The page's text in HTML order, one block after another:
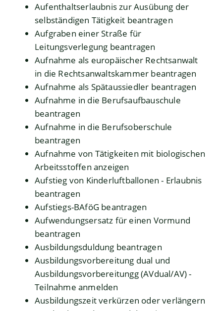
Aufenthaltserlaubnis zur Ausübung der
selbständigen Tätigkeit beantragen
Aufgraben einer Straße für
Leitungsverlegung beantragen
Aufnahme als europäischer Rechtsanwalt
in die Rechtsanwaltskammer beantragen
Aufnahme als Spätaussiedler beantragen
Aufnahme in die Berufsaufbauschule
beantragen
Aufnahme in die Berufsoberschule
beantragen
Aufnahme von Tätigkeiten mit biologischen
Arbeitsstoffen anzeigen
Aufstieg von Kinderluftballonen - Erlaubnis
beantragen
Aufstiegs-BAföG beantragen
Aufwendungsersatz für einen Vormund
beantragen
Ausbildungsduldung beantragen
Ausbildungsvorbereitung dual und
Ausbildungsvorbereitungg (AVdual/AV) -
Teilnahme anmelden
Ausbildungszeit verkürzen oder verlängern